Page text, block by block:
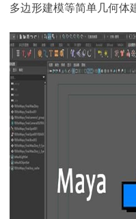
多边形建模等简单几何体